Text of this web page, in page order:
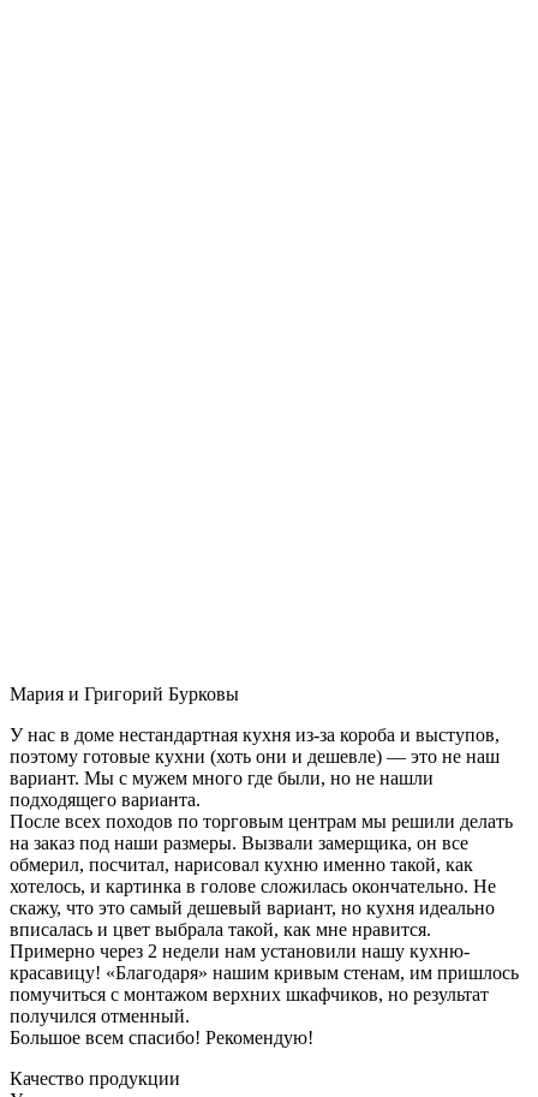
Мария и Григорий Бурковы
У нас в доме нестандартная кухня из-за короба и выступов,
поэтому готовые кухни (хоть они и дешевле) — это не наш
вариант. Мы с мужем много где были, но не нашли
подходящего варианта.
После всех походов по торговым центрам мы решили делать
на заказ под наши размеры. Вызвали замерщика, он все
обмерил, посчитал, нарисовал кухню именно такой, как
хотелось, и картинка в голове сложилась окончательно. Не
скажу, что это самый дешевый вариант, но кухня идеально
вписалась и цвет выбрала такой, как мне нравится.
Примерно через 2 недели нам установили нашу кухню-
красавицу! «Благодаря» нашим кривым стенам, им пришлось
помучиться с монтажом верхних шкафчиков, но результат
получился отменный.
Большое всем спасибо! Рекомендую!
Качество продукции